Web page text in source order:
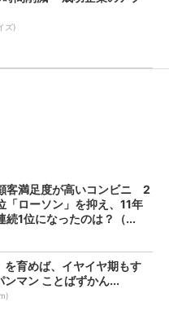
ズ)
客満足度が高いコンビニ 2
「ローソン」を抑え、11年
続1位になったのは？（...
を育めば、イヤイヤ期もす
マン ことばずかん...